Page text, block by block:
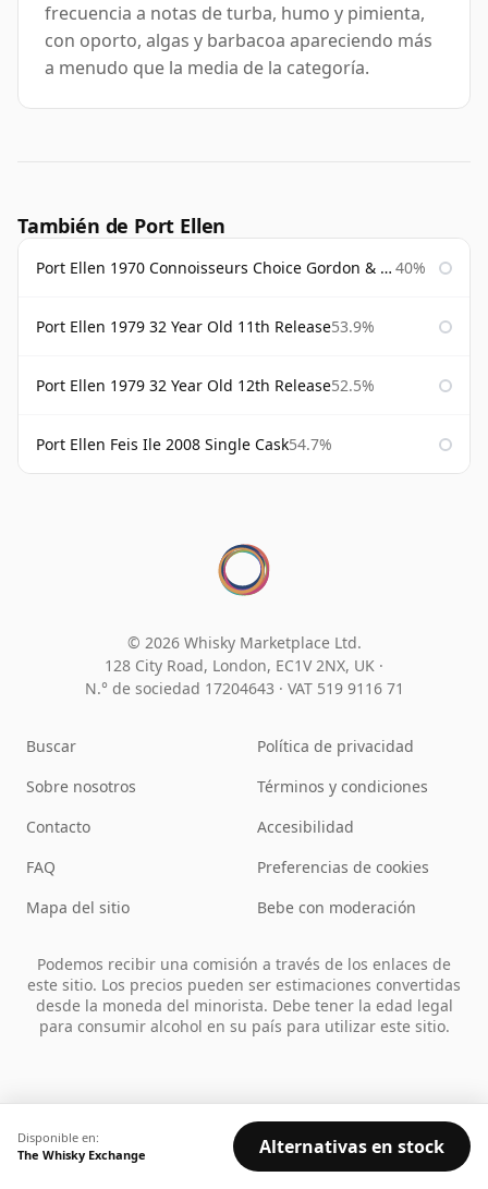
frecuencia a notas de turba, humo y pimienta,
con oporto, algas y barbacoa apareciendo más
a menudo que la media de la categoría.
También de Port Ellen
Port Ellen 1970 Connoisseurs Choice Gordon & Macphail 40%
Port Ellen 1979 32 Year Old 11th Release53.9%
Port Ellen 1979 32 Year Old 12th Release52.5%
Port Ellen Feis Ile 2008 Single Cask54.7%
Disponible en:
The Whisky Exchange
Alternativas en stock
© 2026 Whisky Marketplace Ltd.
128 City Road, London, EC1V 2NX, UK ·
N.° de sociedad 17204643 · VAT 519 9116 71
Buscar
Sobre nosotros
Contacto
FAQ
Mapa del sitio
Política de privacidad
Términos y condiciones
Accesibilidad
Preferencias de cookies
Bebe con moderación
Podemos recibir una comisión a través de los enlaces de
este sitio. Los precios pueden ser estimaciones convertidas
desde la moneda del minorista. Debe tener la edad legal
para consumir alcohol en su país para utilizar este sitio.